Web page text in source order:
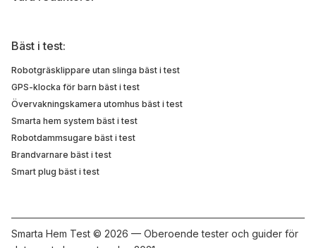
Bäst i test:
Robotgräsklippare utan slinga bäst i test
GPS-klocka för barn bäst i test
Övervakningskamera utomhus bäst i test
Smarta hem system bäst i test
Robotdammsugare bäst i test
Brandvarnare bäst i test
Smart plug bäst i test
Smarta Hem Test © 2026 — Oberoende tester och guider för